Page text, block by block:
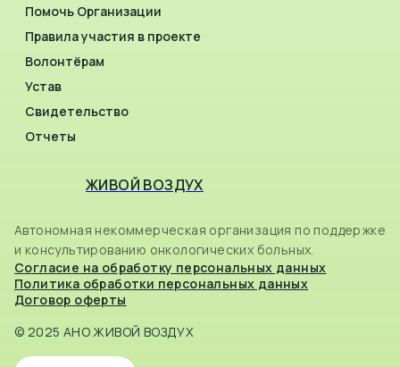
Помочь Организации
Правила участия в проекте
Волонтёрам
Устав
Свидетельство
Отчеты
ЖИВОЙ ВОЗДУХ
Автономная некоммерческая организация по поддержке
и консультированию онкологических больных.
Согласие на обработку персональных данных
Политика обработки персональных данных
Договор оферты
© 2025 АНО ЖИВОЙ ВОЗДУХ